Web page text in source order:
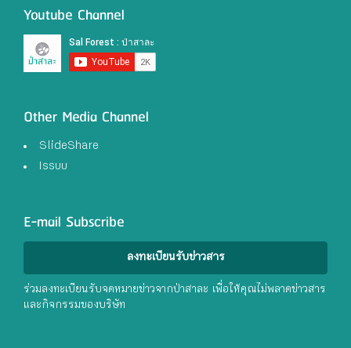
Youtube Channel
Other Media Channel
SlideShare
Issuu
E-mail Subscribe
ลงทะเบียนรับข่าวสาร
ร่วมลงทะเบียนรับจดหมายข่าวจากป่าสาละ เพื่อให้คุณไม่พลาดข่าวสาร
และกิจกรรมของบริษัท